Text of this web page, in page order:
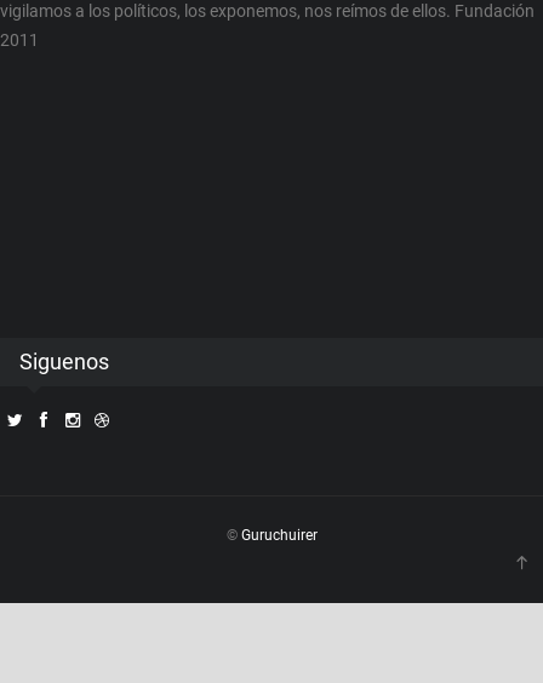
vigilamos a los políticos, los exponemos, nos reímos de ellos. Fundación
2011
Siguenos
© Guruchuirer